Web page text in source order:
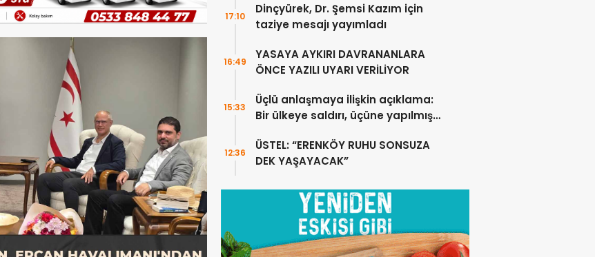
Dinçyürek, Dr. Şemsi Kazım için
taziye mesajı yayımladı
17:10
YASAYA AYKIRI DAVRANANLARA
ÖNCE YAZILI UYARI VERİLİYOR
16:49
Üçlü anlaşmaya ilişkin açıklama:
Bir ülkeye saldırı, üçüne yapılmış
15:33
ÜSTEL: “ERENKÖY RUHU SONSUZA
DEK YAŞAYACAK”
12:36